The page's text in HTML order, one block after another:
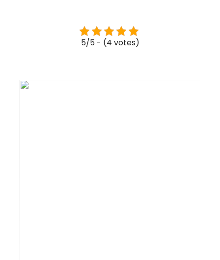
5/5 - (4 votes)